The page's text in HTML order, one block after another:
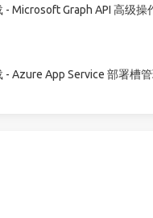
Microsoft Graph API 高级操
- Azure App Service 部署槽